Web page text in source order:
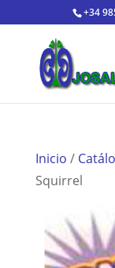
+34
Inicio /
Squirrel